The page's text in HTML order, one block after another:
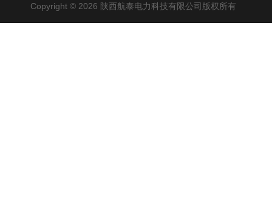
Copyright © 2026 陕西航泰电力科技有限公司版权所有